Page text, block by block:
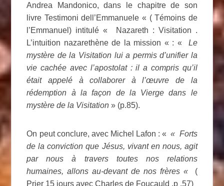
Andrea Mandonico, dans le chapitre de son
livre Testimoni dell’Emmanuele « ( Témoins de
l’Emmanuel) intitulé « Nazareth : Visitation .
L’intuition nazarethène de la mission « : « Le
mystère de la Visitation lui a permis d’unifier la
vie cachée avec l’apostolat : il a compris qu’il
était appelé à collaborer à l’œuvre de la
rédemption à la façon de la Vierge dans le
mystère de la Visitation» (p.85).
On peut conclure, avec Michel Lafon : «« Forts
de la conviction que Jésus, vivant en nous, agit
par nous à travers toutes nos relations
humaines, allons au-devant de nos frères «(
Prier 15 jours avec Charles de Foucauld .p .57)